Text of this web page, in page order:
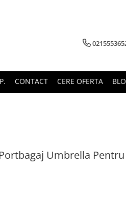
CONTACT CERE OFERTA
Umbrella